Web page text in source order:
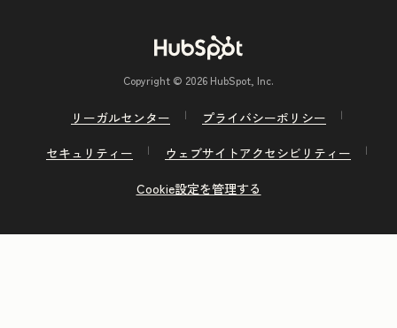
Copyright © 2026 HubSpot, Inc.
リーガルセンター
プライバシーポリシー
セキュリティー
ウェブサイトアクセシビリティー
Cookie設定を管理する